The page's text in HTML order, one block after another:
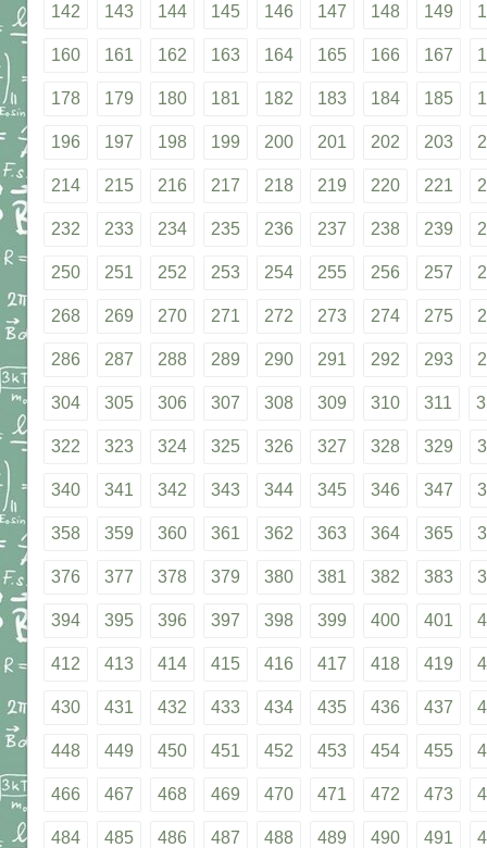
142 143 144 145 146 147 148 149
160 161 162 163 164 165 166 167
178 179 180 181 182 183 184 185
196 197 198 199 200 201 202 203
214 215 216 217 218 219 220 221
232 233 234 235 236 237 238 239
250 251 252 253 254 255 256 257
268 269 270 271 272 273 274 275
286 287 288 289 290 291 292 293
304 305 306 307 308 309 310 311
322 323 324 325 326 327 328 329
340 341 342 343 344 345 346 347
358 359 360 361 362 363 364 365
376 377 378 379 380 381 382 383
394 395 396 397 398 399 400 401
412 413 414 415 416 417 418 419
430 431 432 433 434 435 436 437
448 449 450 451 452 453 454 455
466 467 468 469 470 471 472 473
484 485 486 487 488 489 490 491